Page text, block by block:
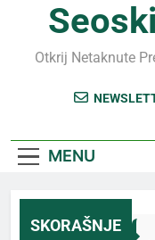
Otkrij Netaknute
MENU
SKORAŠNJE